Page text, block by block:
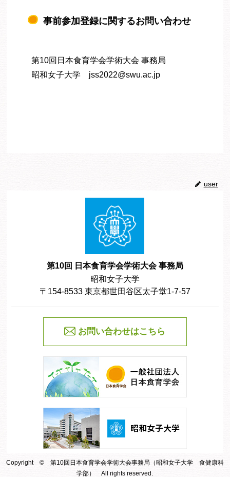
事前参加登録に関するお問い合わせ
第10回日本食育学会学術大会 事務局
昭和女子大学 jss2022@swu.ac.jp
user
第10回 日本食育学会学術大会 事務局
昭和女子大学
〒154-8533 東京都世田谷区太子堂1-7-57
お問い合わせはこちら
Copyright © 第10回日本食育学会学術大会事務局（昭和女子大学 食健康科
学部） All rights reserved.